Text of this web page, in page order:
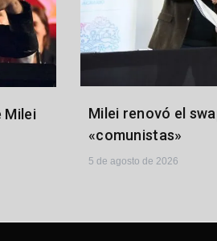
Milei
Milei renovó el
«comunistas»
5 de agosto de 2026